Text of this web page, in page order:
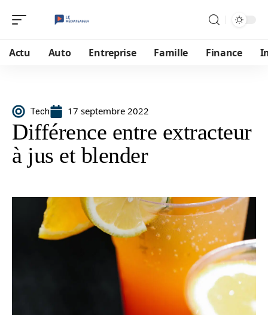
Actu Auto Entreprise Famille Finance
Tech 17 septembre 2022
Différence entre extracteur
à jus et blender